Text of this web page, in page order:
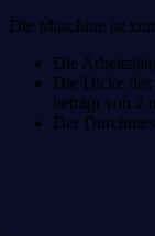
Die Maschine ist
Die
Die Dicke
beträgt von 2
Der